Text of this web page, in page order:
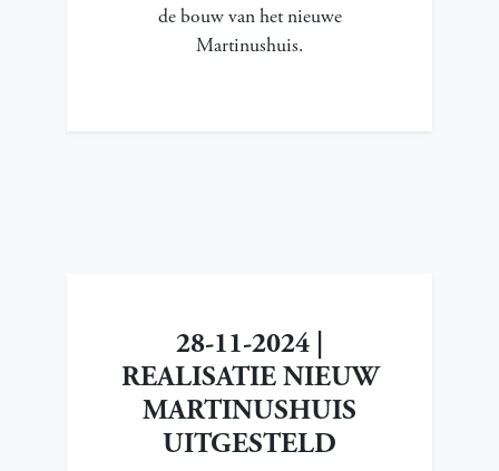
de bouw van het nieuwe
Martinushuis.
28-11-2024 |
REALISATIE NIEUW
MARTINUSHUIS
UITGESTELD